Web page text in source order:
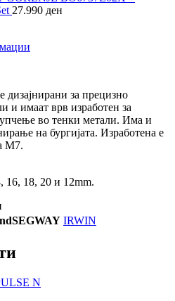
27.990 ден
дизајнирани за прецизно
и имаат врв изработен за
во тенки метали. Има и
на бургијата. Изработена е
М7.
16, 18, 20 и 12mm.
SEGWAY IRWIN